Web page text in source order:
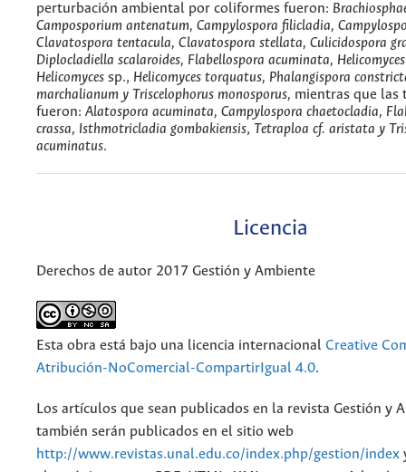
perturbación ambiental por coliformes fueron:
Camposporium antenatum, Campylospora filicladia,
Clavatospora tentacula, Clavatospora stellata, Culicidospora
Diplocladiella scalaroides, Flabellospora acuminata,
Helicomyces sp., Helicomyces torquatus, Phalangispora
marchalianum y Triscelophorus monosporus, mientras que las
fueron: Alatospora acuminata, Campylospora chaetocladia,
crassa, Isthmotricladia gombakiensis, Tetraploa cf. aristata y
acuminatus.
Licencia
Derechos de autor 2017 Gestión y Ambiente
Esta obra está bajo una licencia internacional Creative
Atribución-NoComercial-CompartirIgual 4.0.
Los artículos que sean publicados en la revista Gestión y
también serán publicados en el sitio web
http://www.revistas.unal.edu.co/index.php/gestion/index